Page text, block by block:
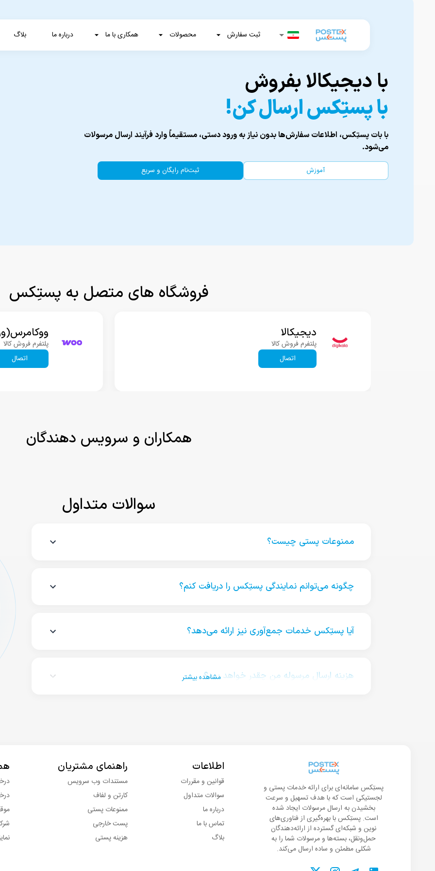
ثبت سفارش محصولات همکاری با ما درباره ما بلاگ
با دیجیکالا بفروش
با پستِکس ارسال کن!
با بات پستِکس، اطلاعات سفارش‌ها بدون نیاز به ورود دستی، مستقیماً وارد فرآیند ارسال مرسولات
می‌شود.
آموزش ثبت‌نام رایگان و سریع
فروشگاه های متصل به پستِکس
دیجیکالا
پلتفرم فروش کالا
اتصال
پلتفرم فروش کالا
اتصال
همکاران و سرویس دهندگان
سوالات متداول
ممنوعات پستی چیست؟
چگونه می‌توانم نمایندگی پستِکس را دریافت کنم؟
آیا پستِکس خدمات جمع‌آوری نیز ارائه می‌دهد؟
هزینه ارسال مرسوله من چقدر خواهد بود؟مشاهده بیشتر
پستِکس سامانه‌ای برای ارائه خدمات پستی و
لجستیکی است که با هدف تسهیل و سرعت
بخشیدن به ارسال مرسولات ایجاد شده
است. پستِکس با بهره‌گیری از فناوری‌های
نوین و شبکه‌ای گسترده از ارائه‌دهندگان
حمل‌ونقل، بسته‌ها و مرسولات شما را به
شکلی مطمئن و ساده ارسال می‌کند.
اطلاعات
قوانین و مقررات
سوالات متداول
درباره ما
تماس با ما
بلاگ
راهنمای مشتریان
مستندات وب سرویس
کارتن و لفاف
ممنوعات پستی
پست خارجی
هزینه پستی